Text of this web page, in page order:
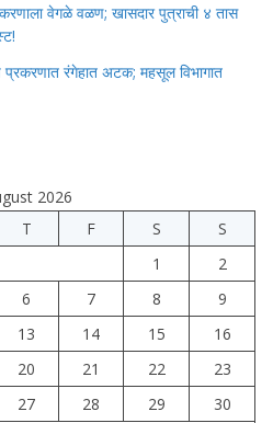
वेगळे वळण; खासदार पुत्राची ४ तास
रंगेहात अटक; महसूल विभागात
2026
T F S
S
1
2
6 7 8
9
13 14 15
16
20 21 22
23
27 28 29
30